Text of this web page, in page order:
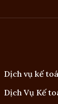
Dịch vụ kế
Dịch Vụ Kế